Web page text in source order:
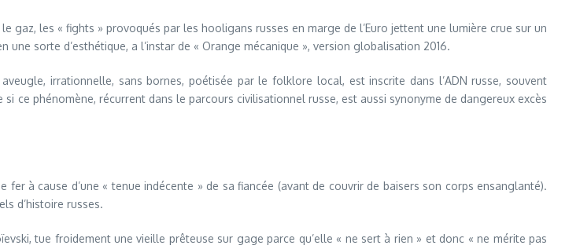
gaz, les « fights » provoqués par les hooligans russes en marge de l’Euro jettent une lumière crue sur un
sorte d’esthétique, a l’instar de « Orange mécanique », version globalisation 2016.
irrationnelle, sans bornes, poétisée par le folklore local, est inscrite dans l’ADN russe, souvent
ce phénomène, récurrent dans le parcours civilisationnel russe, est aussi synonyme de dangereux excès
à cause d’une « tenue indécente » de sa fiancée (avant de couvrir de baisers son corps ensanglanté).
d’histoire russes.
tue froidement une vieille prêteuse sur gage parce qu’elle « ne sert à rien » et donc « ne mérite pas